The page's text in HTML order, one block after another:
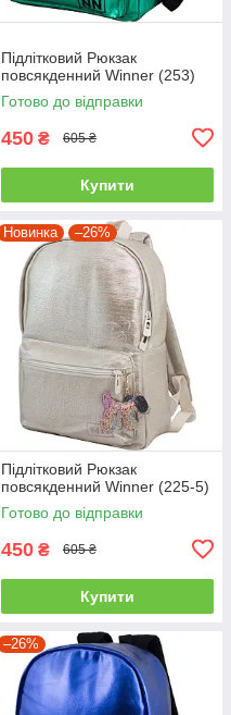
Підлітковий Рюкзак
повсякденний Winner (253)
Готово до відправки
450 ₴ 605 ₴
Купити
Новинка –26%
Підлітковий Рюкзак
повсякденний Winner (225-5)
Готово до відправки
450 ₴ 605 ₴
Купити
–26%